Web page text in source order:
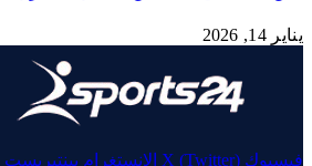
يناير 14, 2026
فيسبوك X (Twitter) الانستغرام بينتيريست